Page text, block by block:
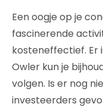
Een oogje op je
fascinerende
kosteneffectief. Er
Owler kun je
volgen. Is er nog
investeerders